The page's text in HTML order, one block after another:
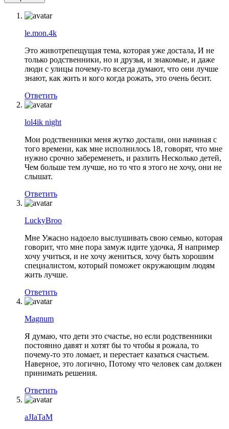
le.mon.4k
Это животрепещущая тема, которая уже достала, И не
только родственники, но и друзья, и знакомые, и даже
люди с улицы почему-то всегда думают, что они лучше
знают, как жить и кого когда рожать, это очень бесит.
Ответить
lol4ik night
Мои родственники меня жутко достали, они начиная с
того времени, как мне исполнилось 18, говорят, что мне
нужно срочно забеременеть, и разлить Несколько детей,
Чем больше тем лучше, но то что я этого не хочу, они не
слышат.
Ответить
LuckyBroo
Мне Ужасно надоело выслушивать свою семью, которая
говорит, что мне пора замуж идите удочка, Я например
хочу учиться, и не хочу жениться, хочу быть хорошим
специалистом, который поможет окружающим людям
жить лучше.
Ответить
Magnum
Я думаю, что дети это счастье, но если родственники
постоянно давят и хотят бы то чтобы я рожала, то
почему-то это ломает, и перестает казаться счастьем.
Наверное, это логично, Потому что человек сам должен
принимать решения.
Ответить
aJIaTaM